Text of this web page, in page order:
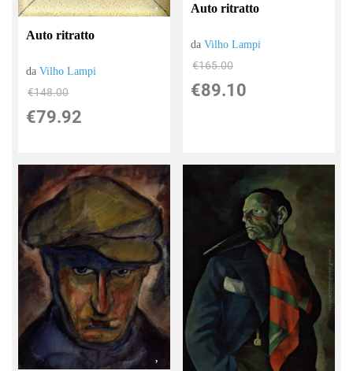
Auto ritratto
daVilho Lampi
€148.00
€79.92
Auto ritratto
daVilho Lampi
€165.00
€89.10